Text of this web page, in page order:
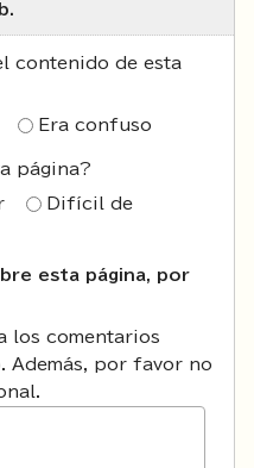
contenido de esta
Era confuso
página?
Difícil de
esta página, por
los comentarios
Además, por favor no